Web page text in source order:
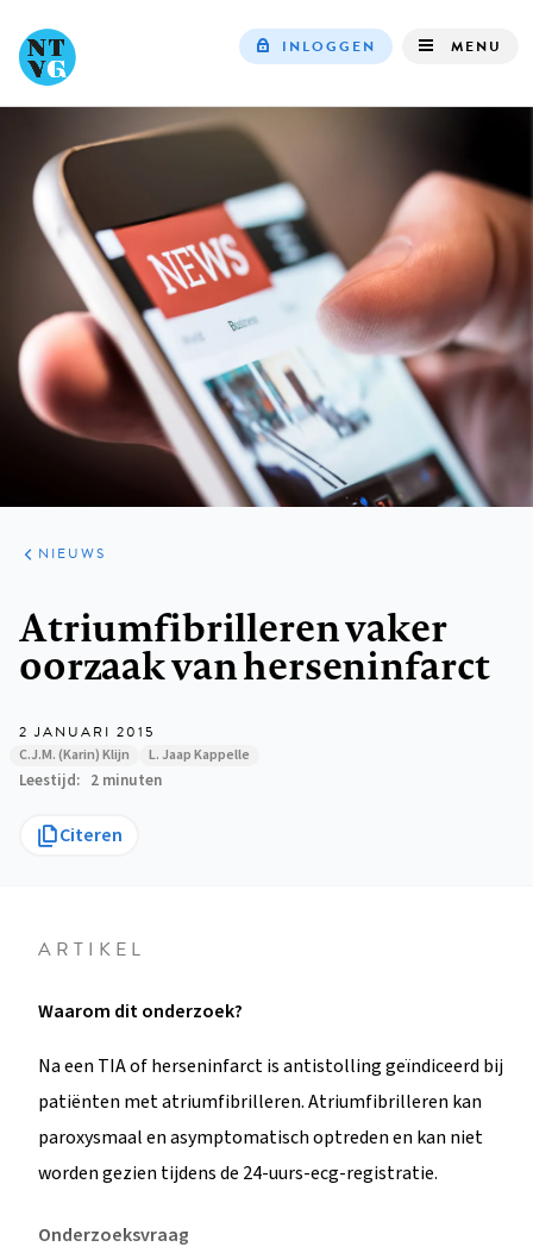
INLOGGEN MENU
ARTIKELEN
HET
KORT
NIEUWS
Atriumfibrilleren vaker
oorzaak van herseninfarct
2 JANUARI 2015
C.J.M. (Karin) Klijn L. Jaap Kappelle
Leestijd 2 minuten
Citeren
ARTIKEL
Waarom dit onderzoek?
Na een TIA of herseninfarct is antistolling geïndiceerd bij
patiënten met atriumfibrilleren. Atriumfibrilleren kan
paroxysmaal en asymptomatisch optreden en kan niet
worden gezien tijdens de 24-uurs-ecg-registratie.
Onderzoeksvraag